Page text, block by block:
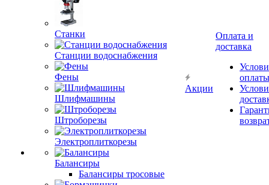
Станки
Станции водоснабжения
Фены
Шлифмашины
Штроборезы
Электроплиткорезы
Балансиры
Балансиры тросовые
Акции
доставка
оплаты